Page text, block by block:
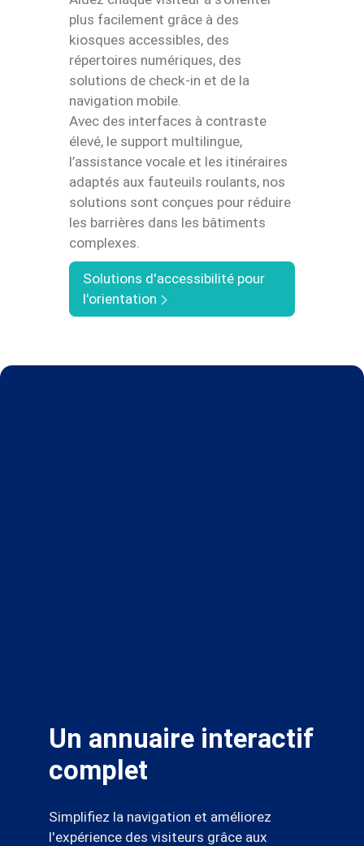
plus facilement grâce à des
kiosques accessibles, des
répertoires numériques, des
solutions de check-in et de la
navigation mobile.
Avec des interfaces à contraste
élevé, le support multilingue,
l’assistance vocale et les itinéraires
adaptés aux fauteuils roulants, nos
solutions sont conçues pour réduire
les barrières dans les bâtiments
complexes.
Solutions d'accessibilité pour
l'orientation
Un annuaire interactif
complet
Simplifiez la navigation et améliorez
l'expérience des visiteurs grâce aux